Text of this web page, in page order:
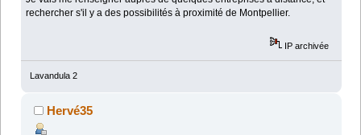
rechercher s'il y a des possibilités à proximité de Montpellier.
IP archivée
Lavandula 2
Hervé35